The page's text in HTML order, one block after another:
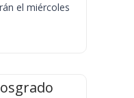
el miércoles